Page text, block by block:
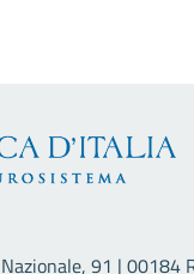
91 | 00184